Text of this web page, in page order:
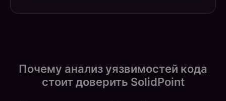
Почему анализ уязвимостей кода
стоит доверить SolidPoint